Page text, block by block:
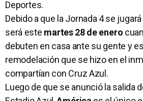
Deportes.
Debido a que la Jornada 4 se
será este martes 28 de enero
debuten en casa ante su gente y
remodelación que se hizo en el
compartían con Cruz Azul.
Luego de que se anunció la salida